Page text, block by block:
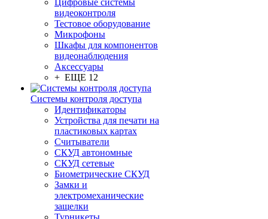
Цифровые системы
видеоконтроля
Тестовое оборудование
Микрофоны
Шкафы для компонентов
видеонаблюдения
Аксессуары
+ ЕЩЕ 12
Системы контроля доступа
Идентификаторы
Устройства для печати на
пластиковых картах
Считыватели
СКУД автономные
СКУД сетевые
Биометрические СКУД
Замки и
электромеханические
защелки
Турникеты